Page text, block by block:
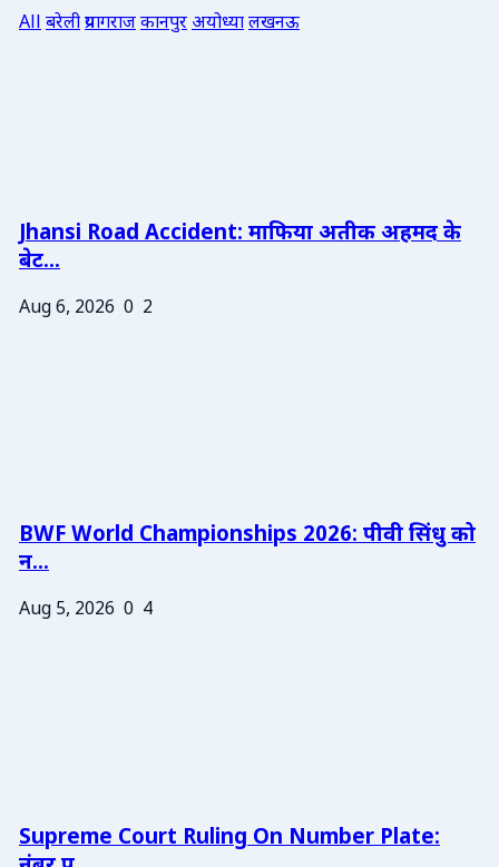
Allबरेलीप्रयागराजकानपुरअयोध्यालखनऊ
Jhansi Road Accident: माफिया अतीक अहमद के
बेट...
Aug 6, 2026 0 2
BWF World Championships 2026: पीवी सिंधु को
न...
Aug 5, 2026 0 4
Supreme Court Ruling On Number Plate: